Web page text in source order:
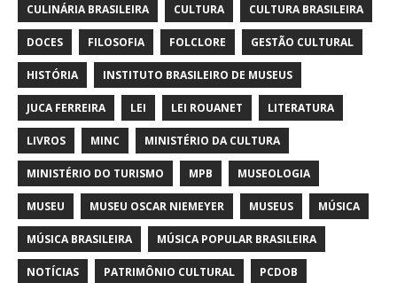
CULINÁRIA BRASILEIRA CULTURA CULTURA BRASILEIRA
DOCES FILOSOFIA FOLCLORE GESTÃO CULTURAL
HISTÓRIA INSTITUTO BRASILEIRO DE MUSEUS
JUCA FERREIRA LEI LEI ROUANET LITERATURA
LIVROS MINC MINISTÉRIO DA CULTURA
MINISTÉRIO DO TURISMO MPB MUSEOLOGIA
MUSEU MUSEU OSCAR NIEMEYER MUSEUS MÚSICA
MÚSICA BRASILEIRA MÚSICA POPULAR BRASILEIRA
NOTÍCIAS PATRIMÔNIO CULTURAL PCDOB